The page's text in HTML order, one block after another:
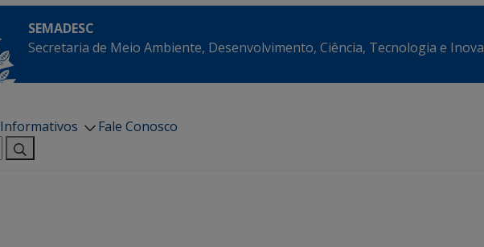
SEMADESC
Secretaria de Meio Ambiente, Desenvolvimento, Ciência, Tecnologia e
Informativos
Fale Conosco